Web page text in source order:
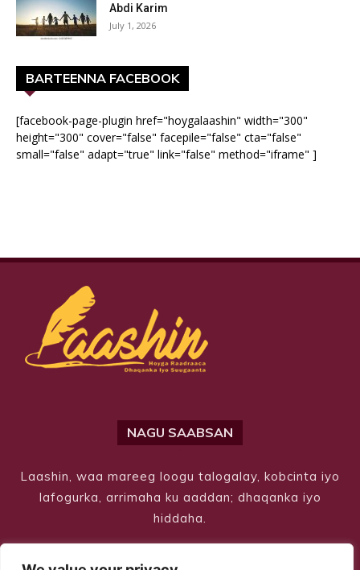
Abdi Karim
July 1, 2026
BARTEENNA FACEBOOK
[facebook-page-plugin href="hoygalaashin" width="300"
height="300" cover="false" facepile="false" cta="false"
small="false" adapt="true" link="false" method="iframe" ]
NAGU SAABSAN
Laashin, waa mareeg loogu talogalay, kobcinta iyo
lafogurka, arrimaha ku aaddan; dhaqanka iyo
hiddaha.